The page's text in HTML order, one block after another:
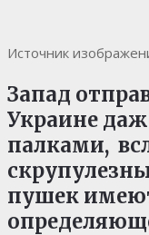
Источник
Запад
Украине
палками,
пушек